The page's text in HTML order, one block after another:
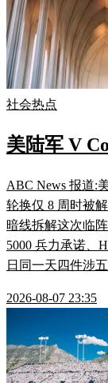
社会热点
美陆军 V
ABC News 报道:
轮换仅 8 周时被
暗线拆解这次临
5000 兵力承诺、
日同一天四件涉
2026-08-07 23:35